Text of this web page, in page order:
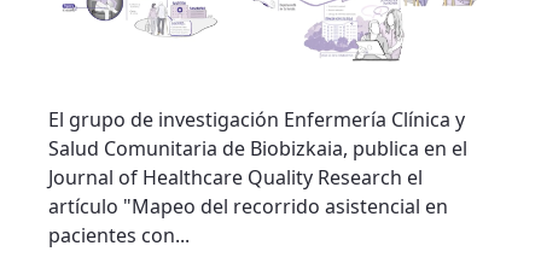
El grupo de investigación Enfermería Clínica y
Salud Comunitaria de Biobizkaia, publica en el
Journal of Healthcare Quality Research el
artículo "Mapeo del recorrido asistencial en
pacientes con...